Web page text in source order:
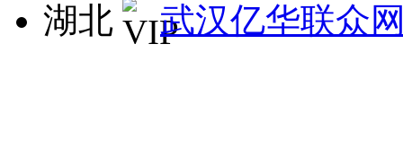
湖北
武汉亿华联众